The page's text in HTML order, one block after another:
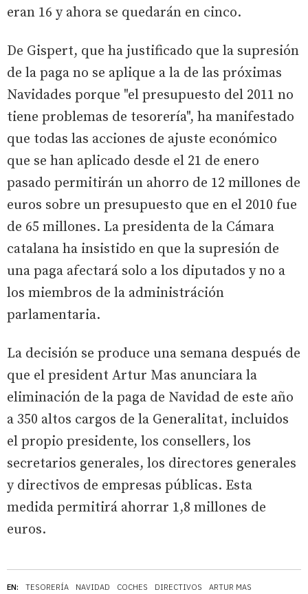
EN: TESORERÍA NAVIDAD COCHES DIRECTIVOS ARTUR MAS
eran 16 y ahora se quedarán en cinco.
De Gispert, que ha justificado que la supresión
de la paga no se aplique a la de las próximas
Navidades porque "el presupuesto del 2011 no
tiene problemas de tesorería", ha manifestado
que todas las acciones de ajuste económico
que se han aplicado desde el 21 de enero
pasado permitirán un ahorro de 12 millones de
euros sobre un presupuesto que en el 2010 fue
de 65 millones. La presidenta de la Cámara
catalana ha insistido en que la supresión de
una paga afectará solo a los diputados y no a
los miembros de la administráción
parlamentaria.
La decisión se produce una semana después de
que el president Artur Mas anunciara la
eliminación de la paga de Navidad de este año
a 350 altos cargos de la Generalitat, incluidos
el propio presidente, los consellers, los
secretarios generales, los directores generales
y directivos de empresas públicas. Esta
medida permitirá ahorrar 1,8 millones de
euros.